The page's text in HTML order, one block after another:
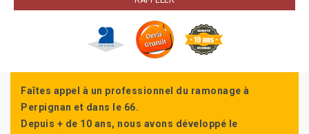
Faîtes appel à un professionnel du ramonage à
Perpignan et dans le 66.
Depuis + de 10 ans, nous avons développé le